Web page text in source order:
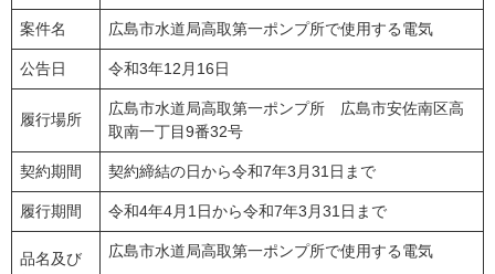
案件名 広島市水道局高取第一ポンプ所で使用する電気
公告日 令和3年12月16日
履行場所
広島市水道局高取第一ポンプ所 広島市安佐南区高
取南一丁目9番32号
契約期間 契約締結の日から令和7年3月31日まで
履行期間 令和4年4月1日から令和7年3月31日まで
品名及び
広島市水道局高取第一ポンプ所で使用する電気